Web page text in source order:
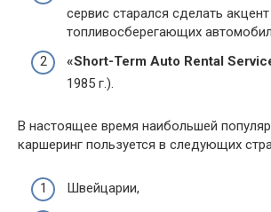
сервис старался сделать
топливосберегающих
«Short-Term Auto Rental
1985 г.).
В настоящее время наибольшей
каршеринг пользуется в следующих
Швейцарии,